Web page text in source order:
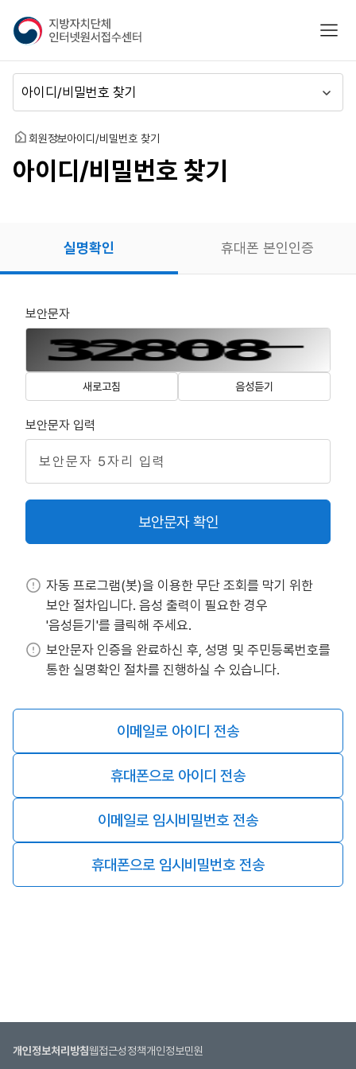
지
방
자
치
단
체
인
넷
터
모바
뉴
동
홈 회원정보아이디/비밀번호 찾기
아이디/비밀번호 찾기
실명확인 휴대폰 본인인증
보안문자
새로고침 음성듣기
보안문자 입력
보안문자 확인
자동 프로그램(봇)을 이용한 무단 조회를 막기 위한
보안 절차입니다. 음성 출력이 필요한 경우
'음성듣기'를 클릭해 주세요.
보안문자 인증을 완료하신 후, 성명 및 주민등록번호를
통한 실명확인 절차를 진행하실 수 있습니다.
이메일로 아이디 전송
휴대폰으로 아이디 전송
이메일로 임시비밀번호 전송
휴대폰으로 임시비밀번호 전송
개인정보처리방침웹접근성정책개인정보민원